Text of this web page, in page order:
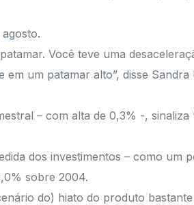
Você teve uma
um patamar alto”, disse
– com alta de 0,3% -, sinaliza
dos investimentos – como um
sobre 2004.
do) hiato do produto